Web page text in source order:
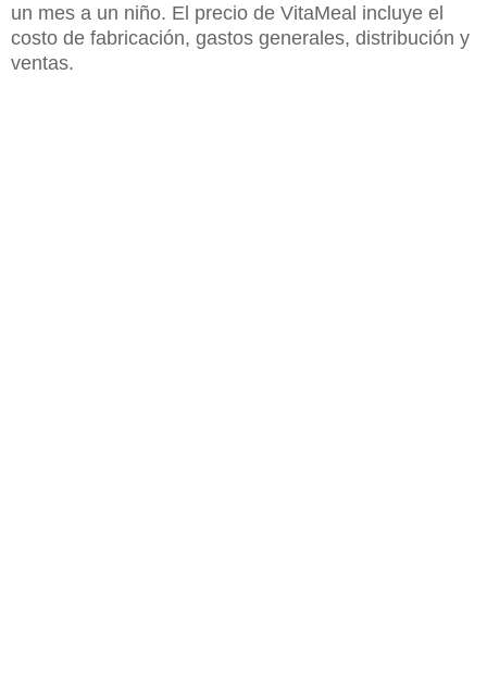
un mes a un niño. El precio de VitaMeal incluye el
costo de fabricación, gastos generales, distribución y
ventas.